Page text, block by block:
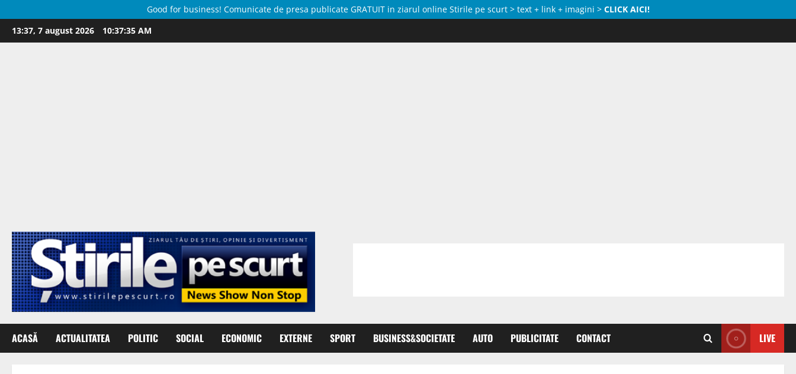
Good for business! Comunicate de presa publicate GRATUIT in ziarul online Stirile pe scurt > text + link + imagini > CLICK AICI!
Skip
to
13:37, 7 august 2026 10:37:35 AM
ACASĂ ACTUALITATEA POLITIC SOCIAL ECONOMIC EXTERNE SPORT BUSINESS&SOCIETATE AUTO PUBLICITATE CONTACT LIVE